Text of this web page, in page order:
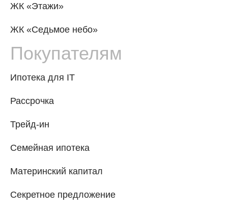
ЖК «Этажи»
ЖК «Седьмое небо»
Покупателям
Ипотека для IT
Рассрочка
Трейд-ин
Семейная ипотека
Материнский капитал
Секретное предложение